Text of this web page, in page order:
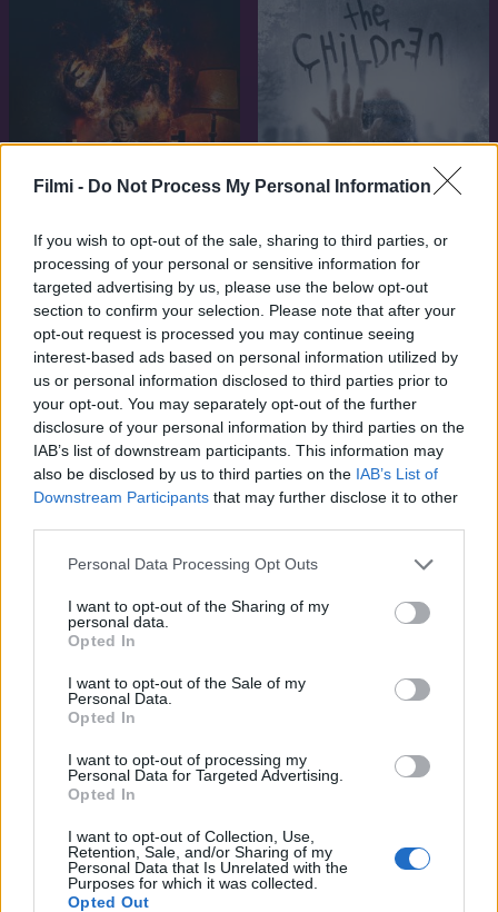
Filmi - Do Not Process My Personal Information
If you wish to opt-out of the sale, sharing to third parties, or
processing of your personal or sensitive information for
targeted advertising by us, please use the below opt-out
section to confirm your selection. Please note that after your
opt-out request is processed you may continue seeing
interest-based ads based on personal information utilized by
us or personal information disclosed to third parties prior to
your opt-out. You may separately opt-out of the further
disclosure of your personal information by third parties on the
IAB’s list of downstream participants. This information may
also be disclosed by us to third parties on the IAB’s List of
Downstream Participants that may further disclose it to other
Personal Data Processing Opt Outs
I want to opt-out of the Sharing of my
personal data.
Opted In
I want to opt-out of the Sale of my
Personal Data.
Opted In
I want to opt-out of processing my
Personal Data for Targeted Advertising.
Opted In
I want to opt-out of Collection, Use,
Retention, Sale, and/or Sharing of my
Personal Data that Is Unrelated with the
Purposes for which it was collected.
Opted Out
2024 4.1
Ma éjjel nem alszol
2008
2024 4.6
Hívatlanok – Első fejezet
2022